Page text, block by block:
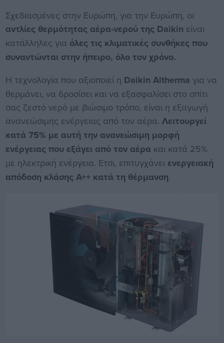
Σχεδιασμένες στην Ευρώπη, για την Ευρώπη, οι
αντλίες θερμότητας αέρα-νερού της Daikin είναι
κατάλληλες για όλες τις κλιματικές συνθήκες που
συναντώνται στην ήπειρο, όλο τον χρόνο.
Η τεχνολογία που αξιοποιεί η Daikin Altherma για να
θερμάνει, να δροσίσει και να εξασφαλίσει στο σπίτι
σας ζεστό νερό με βιώσιμο τρόπο, είναι η εξαγωγή
ανανεώσιμης ενέργειας από τον αέρα. Λειτουργεί
κατά 75% με αυτή την ανανεώσιμη μορφή
ενέργειας που εξάγει από τον αέρα και κατά 25%
με ηλεκτρική ενέργεια. Ετσι, επιτυγχάνει ενεργειακή
απόδοση κλάσης A++ κατά τη θέρμανση.